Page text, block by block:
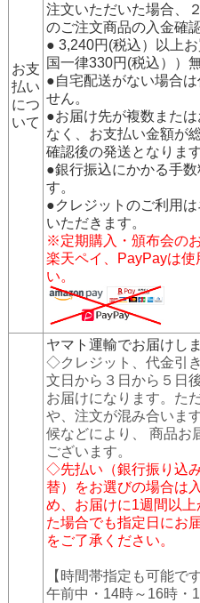
お支
払い
につ
いて
注文いただいた場合、
のご注文商品の入金確
● 3,240円(税込）以上
国一律330円(税込））無
●自宅配送がない場合
せん。
●お届け先が複数また
なく、お支払い金額が
確認後の発送となります
●銀行振込にかかる手
す。
●クレジットのご利用
いただきます。
※定期購入・頒布会の
楽天ペイ、PayPayは使
い。
ヤマト運輸でお届けしま
◇クレジット、代金引
文日から３日から５日
お届けになります。た
や、注文が混み合いま
候などにより、 商品お
ございます。
◇先払い（銀行振り込
替）をお選びの場合は
め、お届けに1週間以
た場合でも指定日にお
をご了承ください。
【時間帯指定も可能です
午前中・14時～16時・